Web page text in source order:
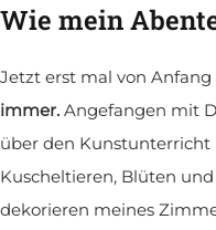
Wie mein
Jetzt erst mal von Anfang
immer. Angefangen mit
über den Kunstunterricht
Kuscheltieren, Blüten
dekorieren meines